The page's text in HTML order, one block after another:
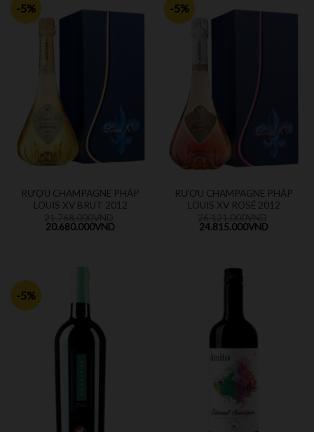
-5%
RƯỢU CHAMPAGNE PHÁP
LOUIS XV BRUT 2012
20.680.000VND
-5%
RƯỢU CHAMPAGNE PHÁP
LOUIS XV ROSÉ 2012
24.815.000VND
-5%